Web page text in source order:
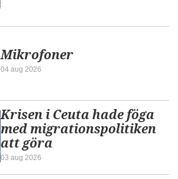
Mikrofoner
04 aug 2026
Krisen i Ceuta hade föga
med migrationspolitiken
att göra
03 aug 2026